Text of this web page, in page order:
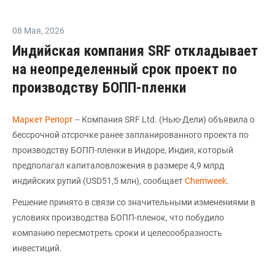
08 Мая, 2026
Индийская компания SRF откладывает
на неопределенный срок проект по
производству БОПП-пленки
Маркет Репорт-- Компания SRF Ltd. (Нью-Дели) объявила о
бессрочной отсрочке ранее запланированного проекта по
производству БОПП-пленки в Индоре, Индия, который
предполагал капиталовложения в размере 4,9 млрд
индийских рупий (USD51,5 млн), сообщаетChemweek.
Решение принято в связи со значительными изменениями в
условиях производства БОПП-пленок, что побудило
компанию пересмотреть сроки и целесообразность
инвестиций.